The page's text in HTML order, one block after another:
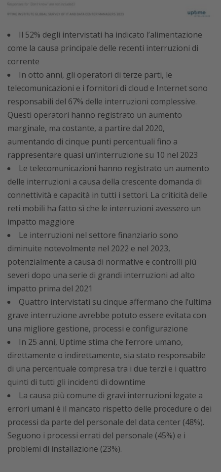
Il 52% degli intervistati ha indicato l’alimentazione
come la causa principale delle recenti interruzioni di
corrente
In otto anni, gli operatori di terze parti, le
telecomunicazioni e i fornitori di cloud e Internet sono
responsabili del 67% delle interruzioni complessive.
Questi operatori hanno registrato un aumento
marginale, ma costante, a partire dal 2020,
aumentando di cinque punti percentuali fino a
rappresentare quasi un’interruzione su 10 nel 2023
Le telecomunicazioni hanno registrato un aumento
delle interruzioni a causa della crescente domanda di
connettività e capacità in tutti i settori. La criticità delle
reti mobili ha fatto sì che le interruzioni avessero un
impatto maggiore
Le interruzioni nel settore finanziario sono
diminuite notevolmente nel 2022 e nel 2023,
potenzialmente a causa di normative e controlli più
severi dopo una serie di grandi interruzioni ad alto
impatto prima del 2021
Quattro intervistati su cinque affermano che l’ultima
grave interruzione avrebbe potuto essere evitata con
una migliore gestione, processi e configurazione
In 25 anni, Uptime stima che l’errore umano,
direttamente o indirettamente, sia stato responsabile
di una percentuale compresa tra i due terzi e i quattro
quinti di tutti gli incidenti di downtime
La causa più comune di gravi interruzioni legate a
errori umani è il mancato rispetto delle procedure o dei
processi da parte del personale del data center (48%).
Seguono i processi errati del personale (45%) e i
problemi di installazione (23%).